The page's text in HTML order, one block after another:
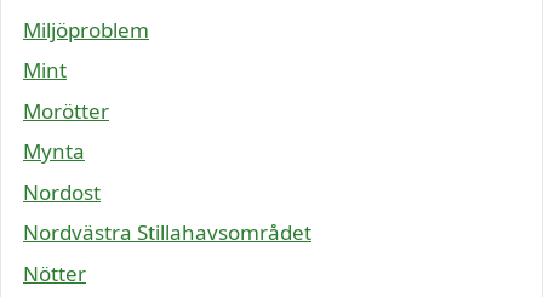
Miljöproblem
Mint
Morötter
Mynta
Nordost
Nordvästra Stillahavsområdet
Nötter